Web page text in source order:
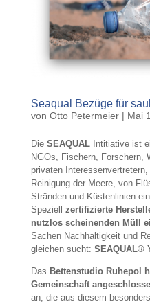
Seaqual Bezüge für
von Otto Petermeier| Mai
Die SEAQUALIntitiative ist
NGOs, Fischern, Forschern,
privaten
Reinigung der Meere, von
Stränden und Küstenlinien
Speziell zertifizierte
nutzlos scheinenden Müll
Sachen Nachhaltigkeit und
gleichen sucht: SEAQUAL®
Das Bettenstudio Ruhepol
Gemeinschaft
an, die aus diesem